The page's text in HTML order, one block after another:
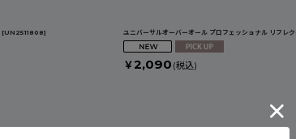
[UN2511808] ユニバーサルオーバーオール プロフェッショナル リフ
￥ 2,090 (税込)